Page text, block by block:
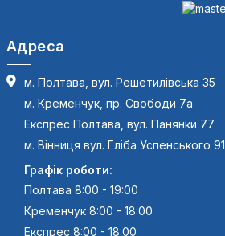
Адреса
м. Полтава, вул. Решетилівська 35
м. Кременчук, пр. Свободи 7а
Експрес Полтава, вул. Панянки 77
м. Вінниця вул. Гліба Успенського 91
Графік роботи:
Полтава 8:00 - 19:00
Кременчук 8:00 - 18:00
Експрес 8:00 - 18:00